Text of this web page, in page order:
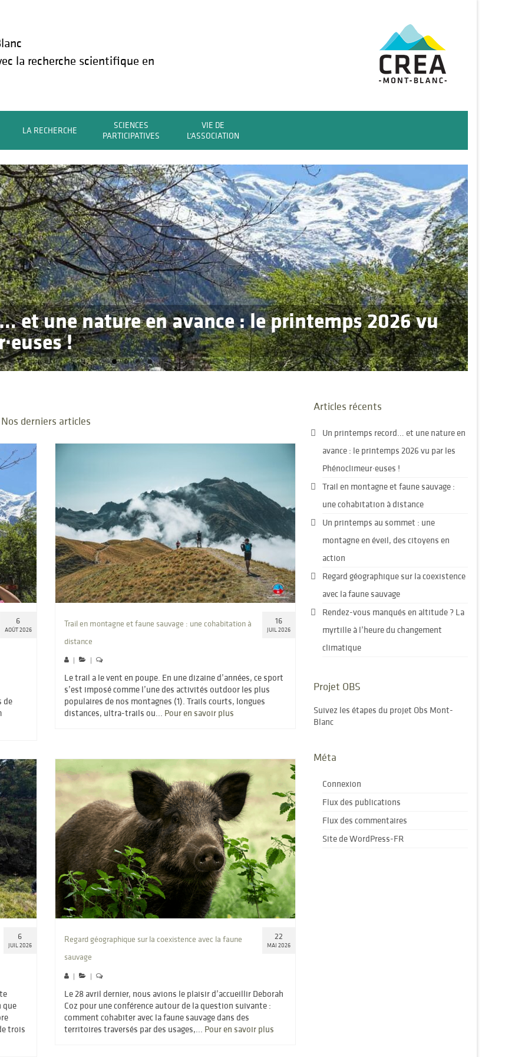
la recherche scientifique en
LA RECHERCHE
SCIENCES
PARTICIPATIVES
VIE DE
L’ASSOCIATION
et une nature en avance : le printemps 2026 vu
!
sauvage : une cohabitation à distance
: une montagne en éveil, des citoyens en
sur la coexistence avec la faune sauvage
Nos derniers articles
6
AOÛT 2026
de
16
JUIL 2026
Trail en montagne et faune sauvage : une cohabitation à
distance
| |
Le trail a le vent en poupe. En une dizaine d’années, ce sport
s’est imposé comme l’une des activités outdoor les plus
populaires de nos montagnes (1). Trails courts, longues
distances, ultra-trails ou... Pour en savoir plus
6
JUIL 2026
que
trois
22
MAI 2026
Regard géographique sur la coexistence avec la faune
sauvage
| |
Le 28 avril dernier, nous avions le plaisir d’accueillir Deborah
Coz pour une conférence autour de la question suivante :
comment cohabiter avec la faune sauvage dans des
territoires traversés par des usages,... Pour en savoir plus
Articles récents
Un printemps record… et une nature en
avance : le printemps 2026 vu par les
Phénoclimeur·euses !
Trail en montagne et faune sauvage :
une cohabitation à distance
Un printemps au sommet : une
montagne en éveil, des citoyens en
action
Regard géographique sur la coexistence
avec la faune sauvage
Rendez-vous manqués en altitude ? La
myrtille à l’heure du changement
climatique
Projet OBS
Suivez les étapes du projet Obs Mont-
Blanc
Méta
Connexion
Flux des publications
Flux des commentaires
Site de WordPress-FR